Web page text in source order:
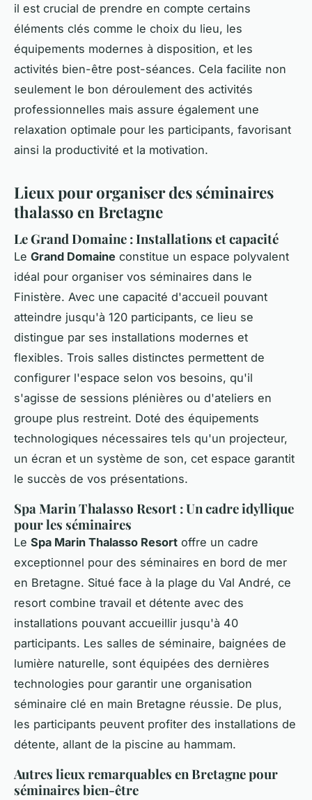
il est crucial de prendre en compte certains
éléments clés comme le choix du lieu, les
équipements modernes à disposition, et les
activités bien-être post-séances. Cela facilite non
seulement le bon déroulement des activités
professionnelles mais assure également une
relaxation optimale pour les participants, favorisant
ainsi la productivité et la motivation.
Lieux pour organiser des séminaires
thalasso en Bretagne
Le Grand Domaine : Installations et capacité
Le Grand Domaine constitue un espace polyvalent
idéal pour organiser vos séminaires dans le
Finistère. Avec une capacité d'accueil pouvant
atteindre jusqu'à 120 participants, ce lieu se
distingue par ses installations modernes et
flexibles. Trois salles distinctes permettent de
configurer l'espace selon vos besoins, qu'il
s'agisse de sessions plénières ou d'ateliers en
groupe plus restreint. Doté des équipements
technologiques nécessaires tels qu'un projecteur,
un écran et un système de son, cet espace garantit
le succès de vos présentations.
Spa Marin Thalasso Resort : Un cadre idyllique
pour les séminaires
Le Spa Marin Thalasso Resort offre un cadre
exceptionnel pour des séminaires en bord de mer
en Bretagne. Situé face à la plage du Val André, ce
resort combine travail et détente avec des
installations pouvant accueillir jusqu'à 40
participants. Les salles de séminaire, baignées de
lumière naturelle, sont équipées des dernières
technologies pour garantir une organisation
séminaire clé en main Bretagne réussie. De plus,
les participants peuvent profiter des installations de
détente, allant de la piscine au hammam.
Autres lieux remarquables en Bretagne pour
séminaires bien-être